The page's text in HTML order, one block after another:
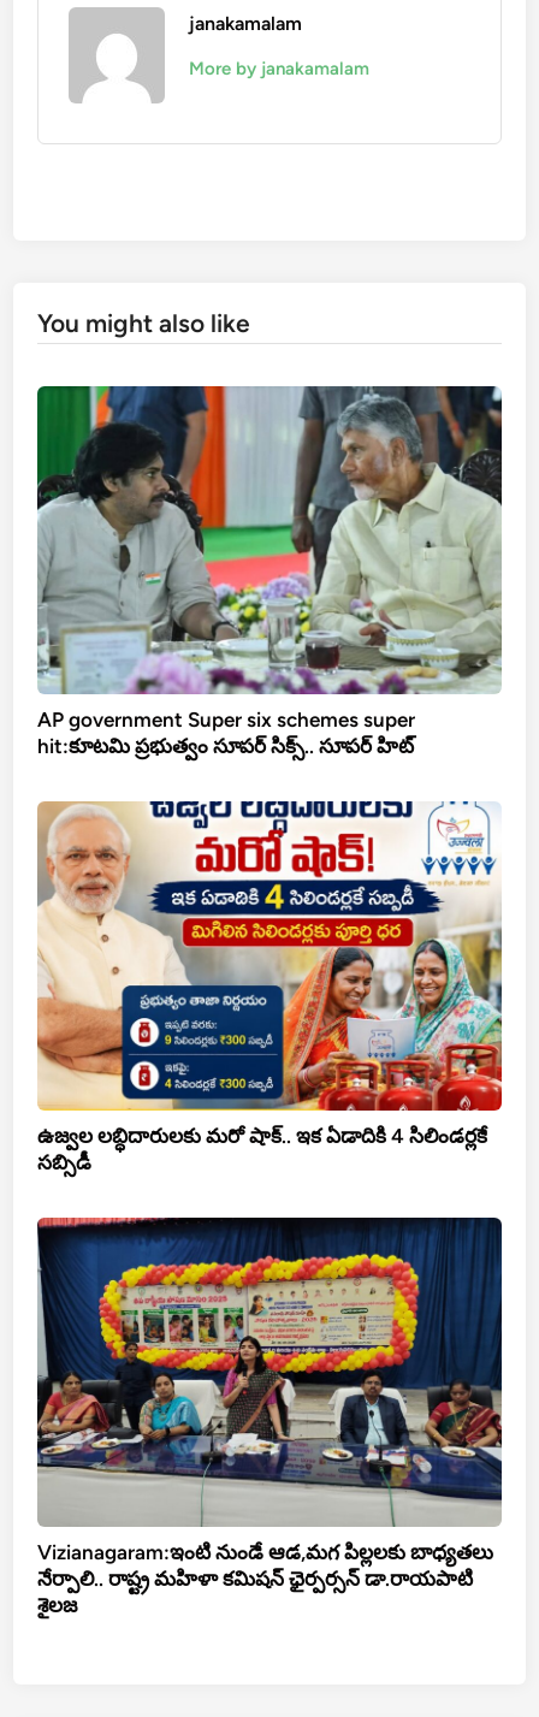
janakamalam
More by janakamalam
You might also like
AP government Super six schemes super
hit:కూటమి ప్రభుత్వం సూపర్ సిక్స్.. సూపర్ హిట్
ఉజ్వల లబ్ధిదారులకు మరో షాక్.. ఇక ఏడాదికి 4 సిలిండర్లకే
సబ్సిడీ
Vizianagaram:ఇంటి నుండే ఆడ,మగ పిల్లలకు బాధ్యతలు
నేర్పాలి.. రాష్ట్ర మహిళా కమిషన్ ఛైర్పర్సన్ డా.రాయపాటి
శైలజ